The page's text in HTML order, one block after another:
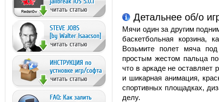
Детальнее об/о
Мячи один за другим
баскетбольная корзина,
Возьмите полет мяча
простым жестом пальца
что в аркаде не оставляет
и шикарная анимация,
спортивных площадках,
делу.